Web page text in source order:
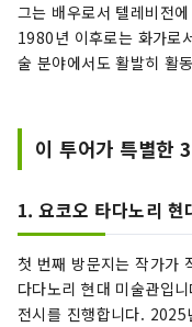
그는 배우로서 텔레비전
1980년 이후로는 화가로
술 분야에서도 활발히 활
이 투어가 특별한
1. 요코오 타다노리 현
첫 번째 방문지는 작가가
다다노리 현대 미술관입
전시를 진행합니다.